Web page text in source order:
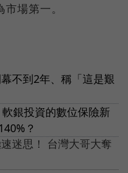
市場第一。
不到2年、稱「這是艱
銀投資的數位保險新
？
迷思！ 台灣大哥大奪